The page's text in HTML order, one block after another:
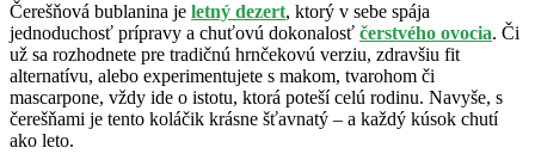
Čerešňová bublanina je letný dezert, ktorý v sebe spája
jednoduchosť prípravy a chuťovú dokonalosť čerstvého ovocia. Či
už sa rozhodnete pre tradičnú hrnčekovú verziu, zdravšiu fit
alternatívu, alebo experimentujete s makom, tvarohom či
mascarpone, vždy ide o istotu, ktorá poteší celú rodinu. Navyše, s
čerešňami je tento koláčik krásne šťavnatý – a každý kúsok chutí
ako leto.